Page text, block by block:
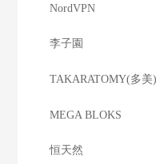
NordVPN
李子園
TAKARATOMY(多美)
MEGA BLOKS
恒天然